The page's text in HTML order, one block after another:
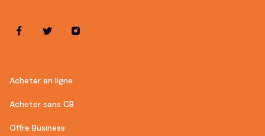
Acheter en ligne
Acheter sans CB
Offre Business